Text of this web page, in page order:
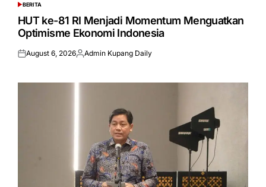
POSTED
IN
BERITA
HUT ke-81 RI Menjadi Momentum Menguatkan
Optimisme Ekonomi Indonesia
Posted
August 6, 2026Posted
Admin Kupang Daily